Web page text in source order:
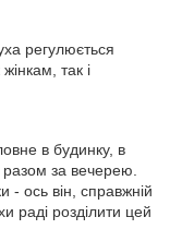
регулюється
так і
в будинку, в
за вечерею.
- ось він, справжній
раді розділити цей